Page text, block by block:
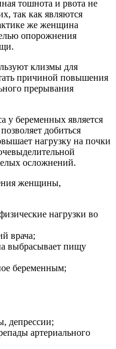
тошнота и рвота не
так как являются
же женщина
опорожнения
клизмы для
причиной повышения
прерывания
у беременных является
добиться
нагрузку на почки
осложнений.
женщины,
нагрузки во
врача;
выбрасывает пищу
беременным;
депрессии;
артериального